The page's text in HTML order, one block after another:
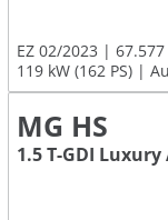
EZ 02/2023
119 kW (162 PS)
MG HS
1.5 T-GDI